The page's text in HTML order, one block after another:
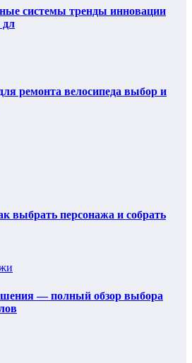
системы тренды инновации
дл
ремонта велосипеда выбор и
выбрать персонажа и собрать
— полный обзор выбора